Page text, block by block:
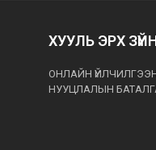
ХУУЛЬ ЭРХ
ОНЛАЙН
НУУЦЛАЛЫН